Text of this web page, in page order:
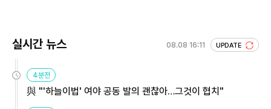
실시간 뉴스 08.08 16:11 UPDATE
4분전
與 "'하늘이법' 여야 공동 발의 괜찮아…그것이 협치"